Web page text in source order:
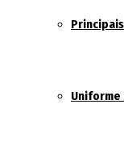
Uniforme